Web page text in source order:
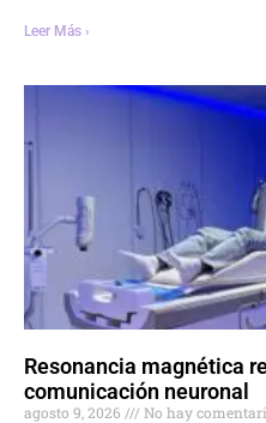
Leer Más ›
Resonancia magnética
comunicación neuronal
agosto 9, 2026
No hay